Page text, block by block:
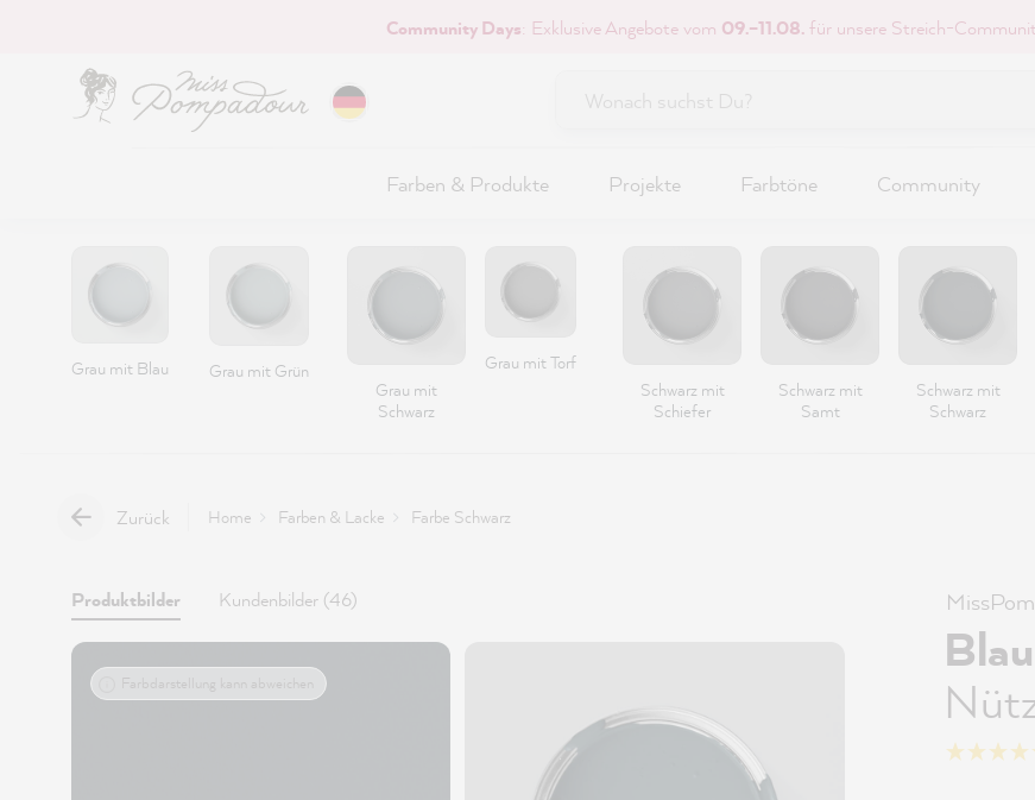
Community Days: Exklusive Angebote vom 09.–11.08.für unsere Streich-
Farben & Produkte Projekte Farbtöne Community
Grau mit Blau
Grau mit Grün
Grau mit
Schwarz
Grau mit Torf
Schwarz mit
Schiefer
Schwarz mit
Samt
Schwarz mit
Schwarz
Zurück Home Farben & Lacke Farbe Schwarz
Produktbilder Kundenbilder (46)
Farbdarstellung kann abweichen